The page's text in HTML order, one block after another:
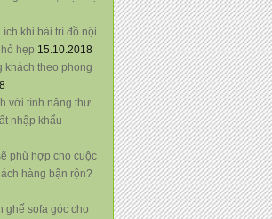
khi bài trí đồ nội
hẹp 15.10.2018
khách theo phong
với tính năng thư
nhập khẩu
phù hợp cho cuộc
hàng bận rộn?
ghế sofa góc cho